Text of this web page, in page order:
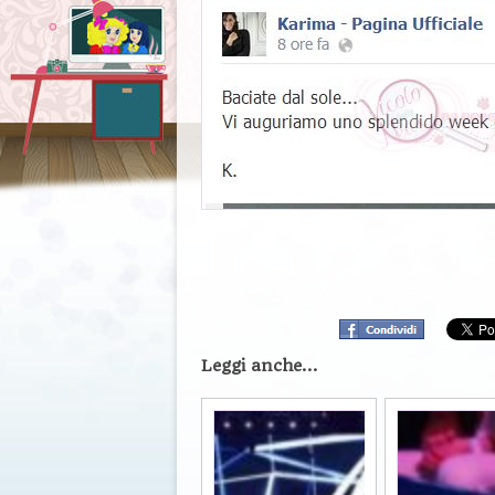
Leggi anche...